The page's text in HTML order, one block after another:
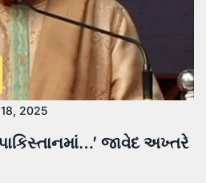
2025
જાવેદ અખ્તરે